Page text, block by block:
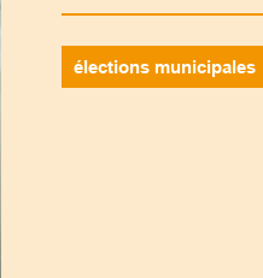
élections municipales